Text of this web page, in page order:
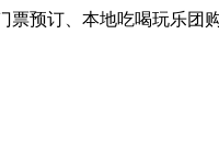
预订、本地吃喝玩乐团购。